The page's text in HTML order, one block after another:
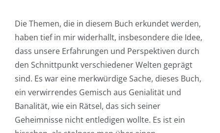
Die Themen, die in diesem Buch erkundet werden,
haben tief in mir widerhallt, insbesondere die Idee,
dass unsere Erfahrungen und Perspektiven durch
den Schnittpunkt verschiedener Welten geprägt
sind. Es war eine merkwürdige Sache, dieses Buch,
ein verwirrendes Gemisch aus Genialität und
Banalität, wie ein Rätsel, das sich seiner
Geheimnisse nicht entledigen wollte. Es ist ein